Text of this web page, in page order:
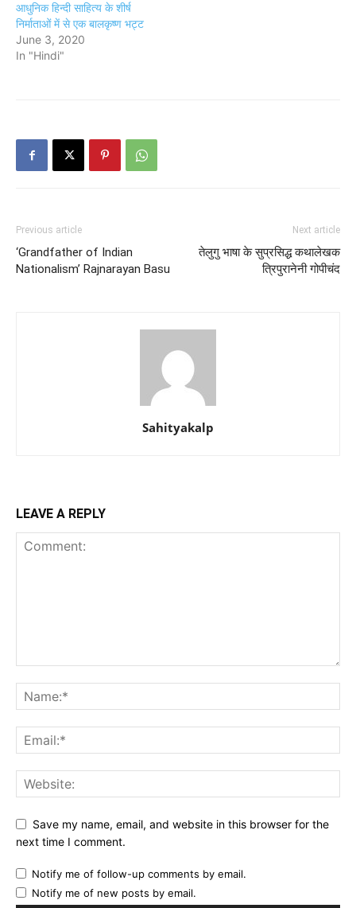
आधुनिक हिन्दी साहित्य के शीर्ष
निर्माताओं में से एक बालकृष्ण भट्ट
June 3, 2020
In "Hindi"
Previous article
‘Grandfather of Indian
Nationalism’ Rajnarayan Basu
Next article
तेलुगु भाषा के सुप्रसिद्ध कथालेखक
त्रिपुरानेनी गोपीचंद
Sahityakalp
LEAVE A REPLY
Save my name, email, and website in this browser for the
next time I comment.
Notify me of follow-up comments by email.
Notify me of new posts by email.